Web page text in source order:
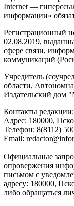
Internet —
информации»
Регистрационный
02.08.2019,
сфере связи,
коммуникаций
Учредитель
области,
Издательский
Контакты редакции:
Адреc: 180000,
Телефон: 8(8112)
Email:
Официальные
опровержения
письмом с
адресу: 180000,
либо обращаться